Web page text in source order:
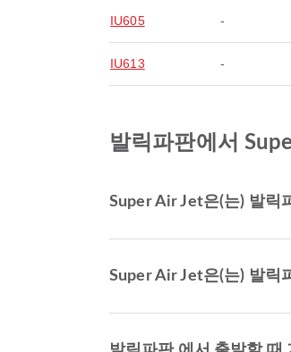
IU605 -
IU613 -
발릭파판에서
Super Air Jet은(는) 발릭
Super Air Jet은(는) 발릭